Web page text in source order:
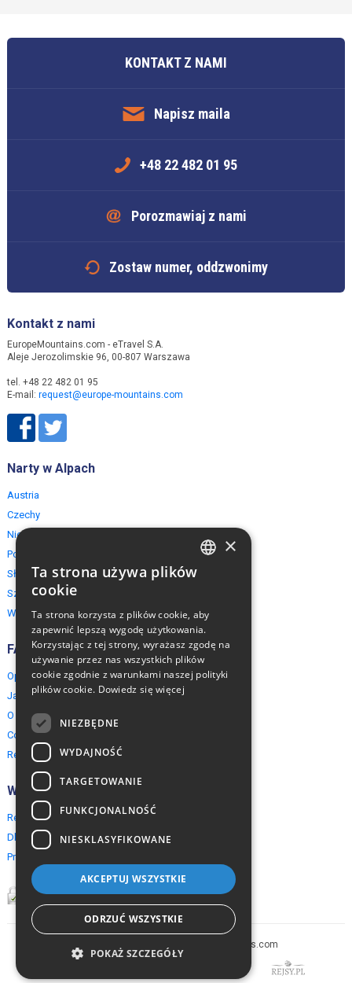
KONTAKT Z NAMI
Napisz maila
+48 22 482 01 95
Porozmawiaj z nami
Zostaw numer, oddzwonimy
Kontakt z nami
EuropeMountains.com - eTravel S.A.
Aleje Jerozolimskie 96, 00-807 Warszawa
tel. +48 22 482 01 95
E-mail: request@europe-mountains.com
Narty w Alpach
Austria
Czechy
Niemcy
Polska
Słowacja
Szwajcaria
Włochy
FAQ
Opinie naszych klientów
Jak rezerwować?
O EuropeMountains.com
Cookies, Prywatność, Bezpieczeństwo
Regulamin
Współpraca
Rezerwacja grupowa
Dla agentów turystycznych
Program partnerski
Copyright © 2005-2026 europe-mountains.com
×
Ta strona używa plików
cookie
Ta strona korzysta z plików cookie, aby
zapewnić lepszą wygodę użytkowania.
Korzystając z tej strony, wyrażasz zgodę na
używanie przez nas wszystkich plików
cookie zgodnie z warunkami naszej polityki
plików cookie. Dowiedz się więcej
NIEZBĘDNE
WYDAJNOŚĆ
TARGETOWANIE
FUNKCJONALNOŚĆ
NIESKLASYFIKOWANE
AKCEPTUJ WSZYSTKIE
ODRZUĆ WSZYSTKIE
POKAŻ SZCZEGÓŁY